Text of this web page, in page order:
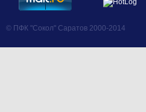
© ПФК "Сокол" Саратов 2000-2014